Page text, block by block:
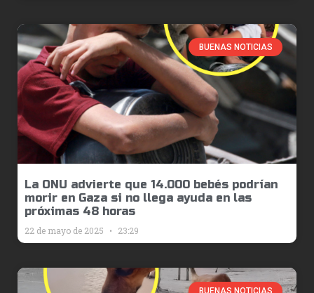
BUENAS NOTICIAS
La ONU advierte que 14.000 bebés podrían
morir en Gaza si no llega ayuda en las
próximas 48 horas
22 de mayo de 2025 23:29
BUENAS NOTICIAS